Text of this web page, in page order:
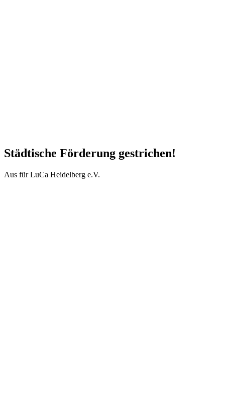
Städtische Förderung gestrichen!
Aus für LuCa Heidelberg e.V.